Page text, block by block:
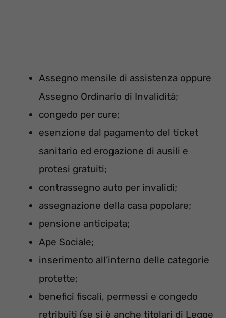
Assegno mensile di assistenza oppure
Assegno Ordinario di Invalidità;
congedo per cure;
esenzione dal pagamento del ticket
sanitario ed erogazione di ausili e
protesi gratuiti;
contrassegno auto per invalidi;
assegnazione della casa popolare;
pensione anticipata;
Ape Sociale;
inserimento all’interno delle categorie
protette;
benefici fiscali, permessi e congedo
retribuiti (se si è anche titolari di Legge